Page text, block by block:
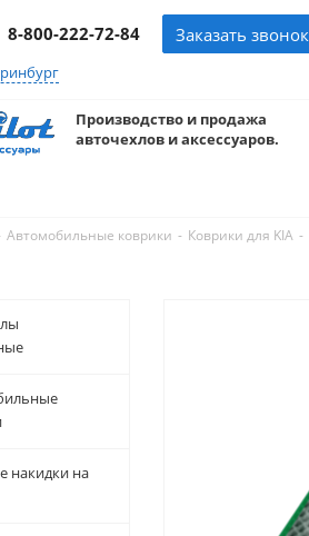
8-800-222-72-84 Заказать звонок
Производство и продажа
авточехлов и аксессуаров.
Автомобильные коврики - Коврики для KIA -
накидки на